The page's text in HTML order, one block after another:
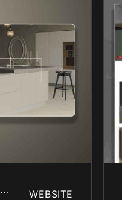
WEBSITE